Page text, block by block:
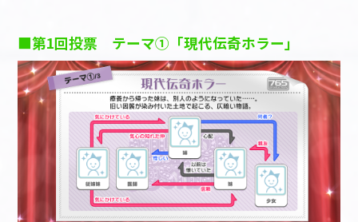
■第1回投票 テーマ①「現代伝奇ホラー」